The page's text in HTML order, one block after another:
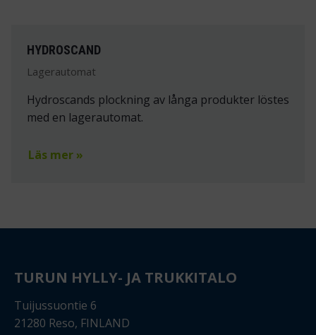
HYDROSCAND
Lagerautomat
Hydroscands plockning av långa produkter löstes
med en lagerautomat.
Läs mer »
TURUN HYLLY- JA TRUKKITALO
Tuijussuontie 6
21280 Reso, FINLAND